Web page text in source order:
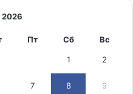
2026
Пт Сб Вс
1 2
7 8 9